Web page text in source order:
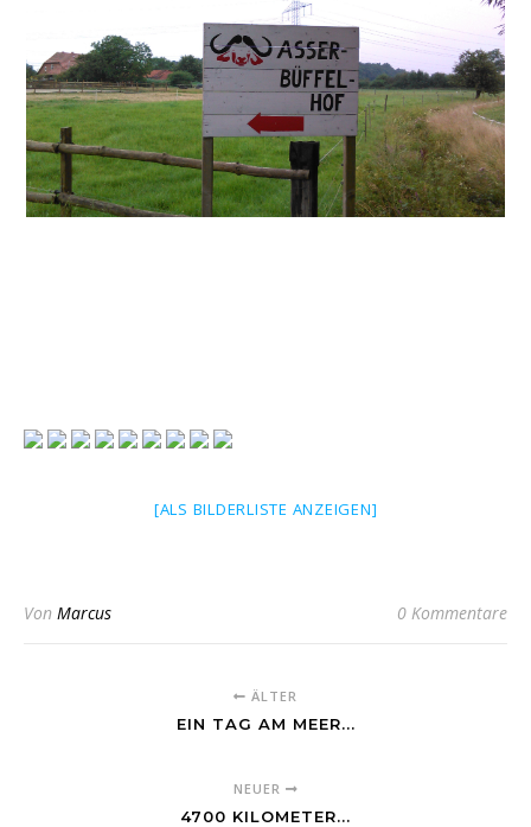
[ALS BILDERLISTE ANZEIGEN]
Von Marcus 0 Kommentare
ÄLTER
EIN TAG AM MEER...
NEUER
4700 KILOMETER...